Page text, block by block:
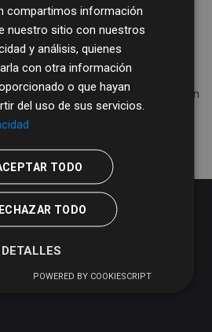
y alcantarillado
y periodo en los municipios que cobran
con basura y alcantarillado
de datos abiertos
compartimos información
nuestro sitio con nuestros
y análisis, quienes
con otra información
o que hayan
del uso de sus servicios.
TODO
TODO
POWERED BY COOKIESCRIPT